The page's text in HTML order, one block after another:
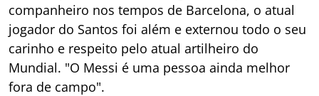
companheiro nos tempos de Barcelona, o atual
jogador do Santos foi além e externou todo o seu
carinho e respeito pelo atual artilheiro do
Mundial. "O Messi é uma pessoa ainda melhor
fora de campo".